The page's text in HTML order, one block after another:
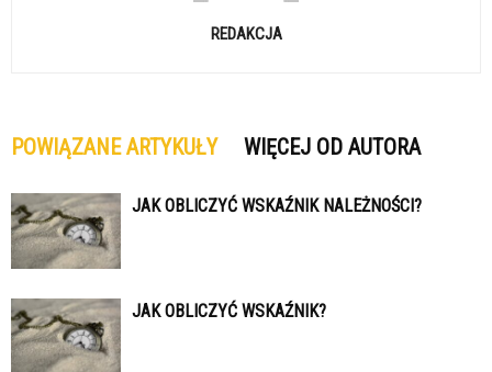
REDAKCJA
POWIĄZANE ARTYKUŁY WIĘCEJ OD AUTORA
JAK OBLICZYĆ WSKAŹNIK NALEŻNOŚCI?
JAK OBLICZYĆ WSKAŹNIK?